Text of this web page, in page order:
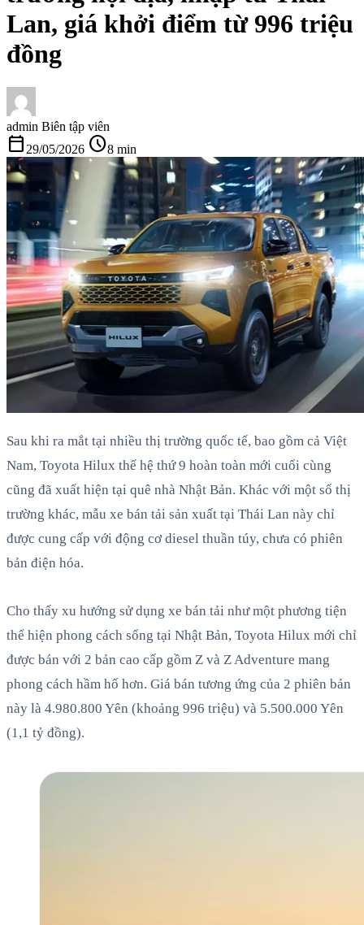
Lan, giá khởi điểm từ 996 triệu
đồng
admin Biên tập viên
calendar_today 29/05/2026 schedule8 min
Sau khi ra mắt tại nhiều thị trường quốc tế, bao gồm cả Việt
Nam, Toyota Hilux thế hệ thứ 9 hoàn toàn mới cuối cùng
cũng đã xuất hiện tại quê nhà Nhật Bản. Khác với một số thị
trường khác, mẫu xe bán tải sản xuất tại Thái Lan này chỉ
được cung cấp với động cơ diesel thuần túy, chưa có phiên
bản điện hóa.
Cho thấy xu hướng sử dụng xe bán tải như một phương tiện
thể hiện phong cách sống tại Nhật Bản, Toyota Hilux mới chỉ
được bán với 2 bản cao cấp gồm Z và Z Adventure mang
phong cách hầm hố hơn. Giá bán tương ứng của 2 phiên bản
này là 4.980.800 Yên (khoảng 996 triệu) và 5.500.000 Yên
(1,1 tỷ đồng).